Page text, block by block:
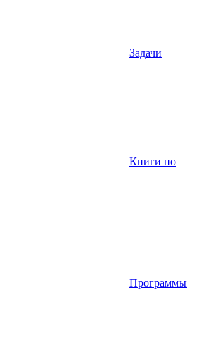
Задачи
Книги по
Программы